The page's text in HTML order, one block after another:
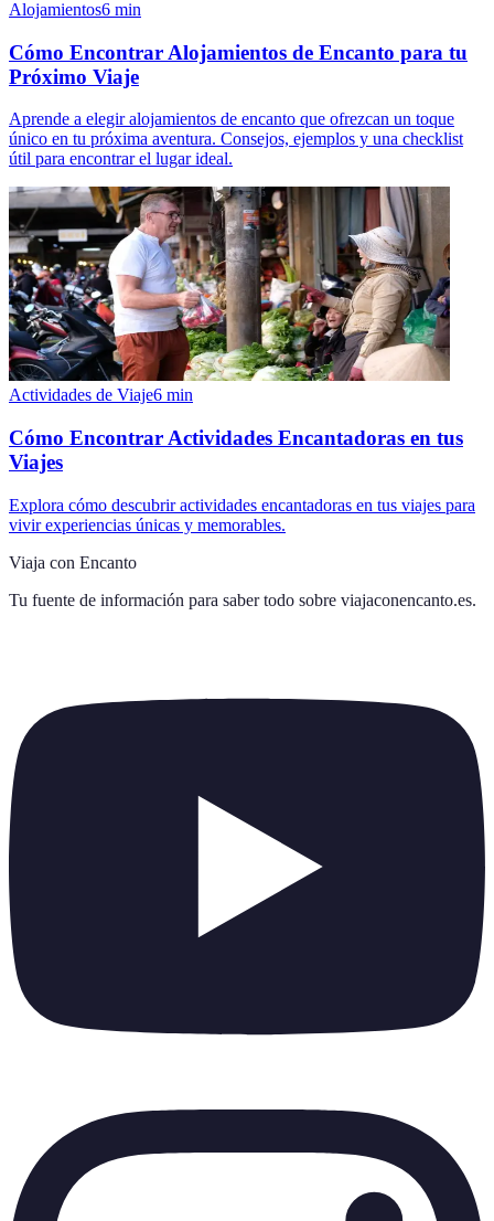
Alojamientos6 min
Cómo Encontrar Alojamientos de Encanto para tu
Próximo Viaje
Aprende a elegir alojamientos de encanto que ofrezcan un toque
único en tu próxima aventura. Consejos, ejemplos y una checklist
útil para encontrar el lugar ideal.
Actividades de Viaje6 min
Cómo Encontrar Actividades Encantadoras en tus
Viajes
Explora cómo descubrir actividades encantadoras en tus viajes para
vivir experiencias únicas y memorables.
Viaja con Encanto
Tu fuente de información para saber todo sobre viajaconencanto.es.